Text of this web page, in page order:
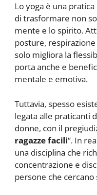
Lo yoga è una
di trasformare non
mente e lo spirito.
posture,
solo migliora la
porta anche e
mentale e emotiva.
Tuttavia, spesso
legata alle praticanti
donne, con il
ragazze facili“. In
una disciplina che
concentrazione e
persone che